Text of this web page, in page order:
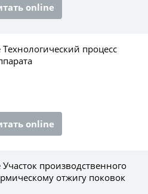
online
процесс
online
производственного
отжигу поковок